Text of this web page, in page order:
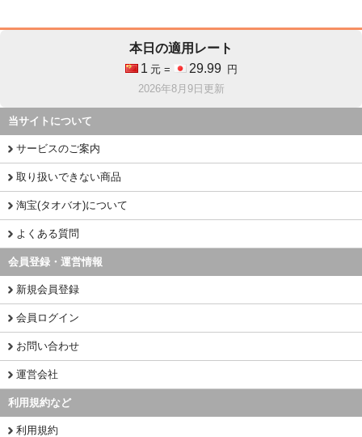
本日の適用レート
1 元 = 29.99
円
2026年8月9日更新
当サイトについて
サービスのご案内
取り扱いできない商品
淘宝(タオバオ)について
よくある質問
会員登録・運営情報
新規会員登録
会員ログイン
お問い合わせ
運営会社
利用規約など
利用規約